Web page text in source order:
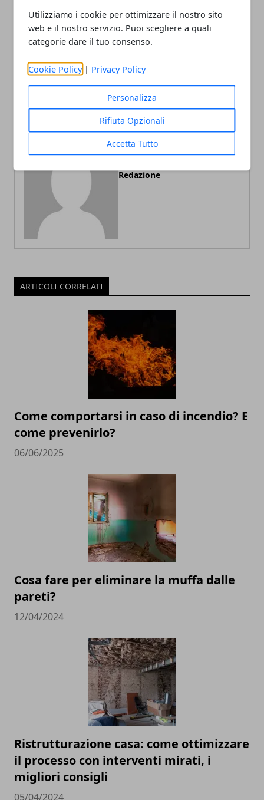
Utilizziamo i cookie per ottimizzare il nostro sito
web e il nostro servizio. Puoi scegliere a quali
categorie dare il tuo consenso.
Cookie Policy | Privacy Policy
Personalizza
Rifiuta Opzionali
Accetta Tutto
Cosa fare per rinnovare la
Redazione
ARTICOLI CORRELATI
Come comportarsi in caso di incendio? E
come prevenirlo?
06/06/2025
Cosa fare per eliminare la muffa dalle
pareti?
12/04/2024
Ristrutturazione casa: come ottimizzare
il processo con interventi mirati, i
migliori consigli
05/04/2024